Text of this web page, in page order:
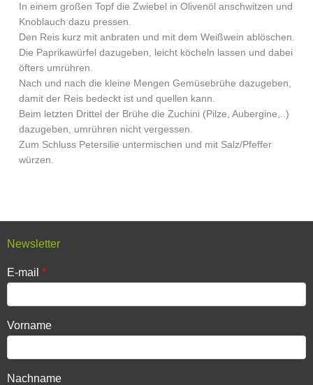
In einem großen Topf die Zwiebel in Olivenöl anschwitzen und
Knoblauch dazu pressen.
Den Reis kurz mit anbraten und mit dem Weißwein ablöschen.
Die Paprikawürfel dazugeben, leicht köcheln lassen und dabei
öfters umrühren.
Nach und nach die kleine Mengen Gemüsebrühe dazugeben,
damit der Reis bedeckt ist und quellen kann.
Beim letzten Drittel der Brühe die Zuchini (Pilze, Aubergine,..)
dazugeben, umrühren nicht vergessen.
Zum Schluss Petersilie untermischen und mit Salz/Pfeffer
würzen.
Newsletter
E-mail
Vorname
Nachname